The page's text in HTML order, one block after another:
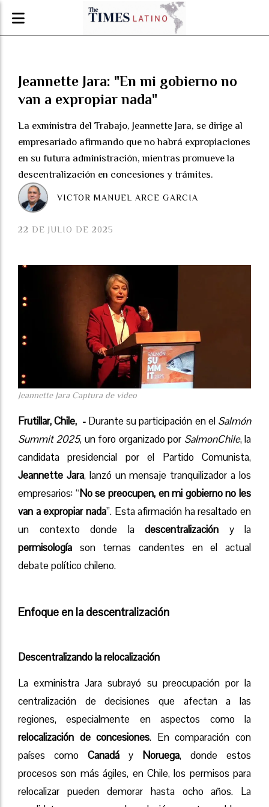
Jeannette Jara: "En mi gobierno no
van a expropiar nada"
La exministra del Trabajo, Jeannette Jara, se dirige al
empresariado afirmando que no habrá expropiaciones
en su futura administración, mientras promueve la
descentralización en concesiones y trámites.
22 DE JULIO DE 2025
VICTOR MANUEL ARCE GARCIA
Jeannette Jara Captura de video
Frutillar, Chile, -Durante su participación en el Salmón
Summit 2025, un foro organizado por SalmonChile, la
candidata presidencial por el Partido Comunista,
Jeannette Jara, lanzó un mensaje tranquilizador a los
empresarios: “No se preocupen, en mi gobierno no les
van a expropiar nada”. Esta afirmación ha resaltado en
un contexto donde la descentralización y la
permisología son temas candentes en el actual
debate político chileno.
Enfoque en la descentralización
Descentralizando la relocalización
La exministra Jara subrayó su preocupación por la
centralización de decisiones que afectan a las
regiones, especialmente en aspectos como la
relocalización de concesiones. En comparación con
países como Canadá y Noruega, donde estos
procesos son más ágiles, en Chile, los permisos para
relocalizar pueden demorar hasta ocho años. La